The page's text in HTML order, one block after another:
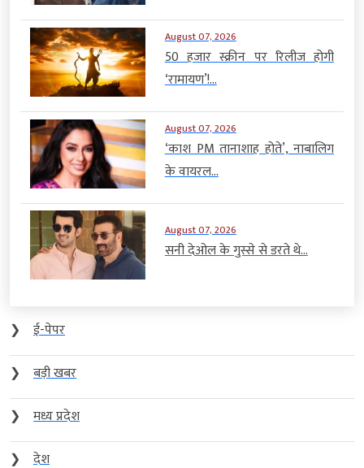
August 07, 2026
50 हजार स्क्रीन पर रिलीज होगी
‘रामायण’!...
August 07, 2026
‘काश PM तानाशाह होते’, नाबालिग
के वायरल...
August 07, 2026
सनी देओल के गुस्से से डरते थे...
❯
ई-पेपर
❯
बड़ी खबर
❯
मध्य प्रदेश
❯
देश